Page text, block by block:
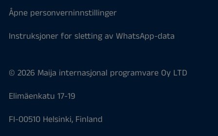
Åpne personverninnstillinger
Instruksjoner for sletting av WhatsApp-data
© 2026 Maija internasjonal programvare Oy LTD
Elimäenkatu 17-19
FI-00510 Helsinki, Finland